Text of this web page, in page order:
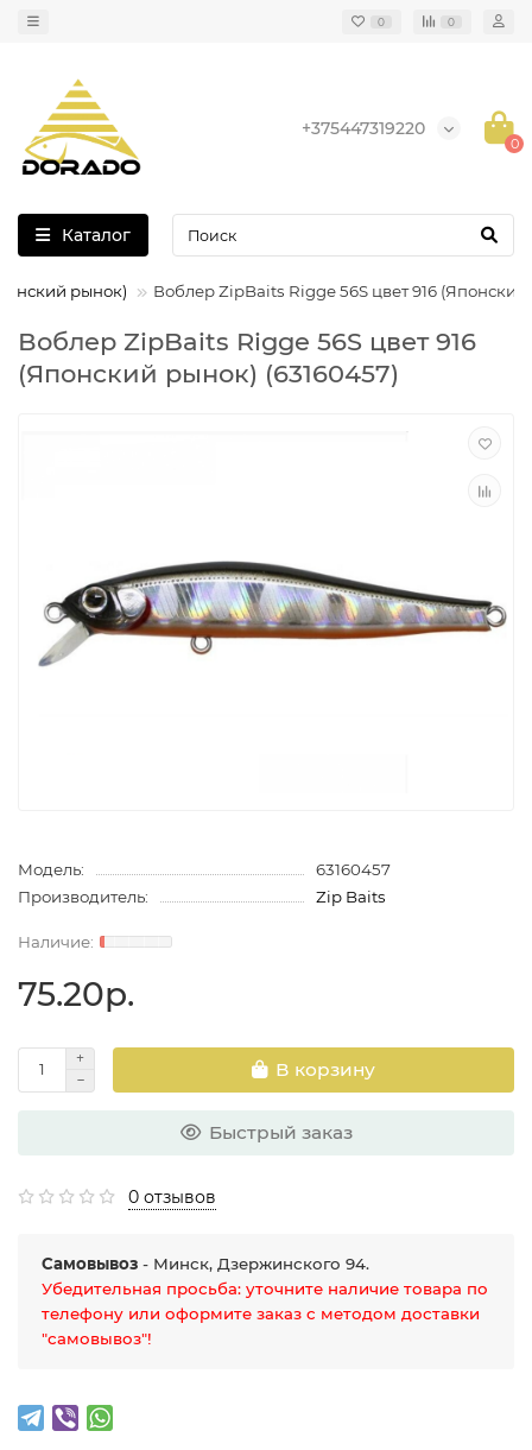
0 0
+375447319220
0
Каталог
рынок) Воблер ZipBaits Rigge 56S цвет 916
Воблер ZipBaits Rigge 56S цвет 916
(Японский рынок) (63160457)
Модель:
63160457
Производитель:
Zip Baits
75.20р.
В корзину
Быстрый заказ
0 отзывов
Самовывоз - Минск, Дзержинского 94.
Убедительная просьба: уточните наличие товара по
телефону или оформите заказ с методом доставки
"самовывоз"!